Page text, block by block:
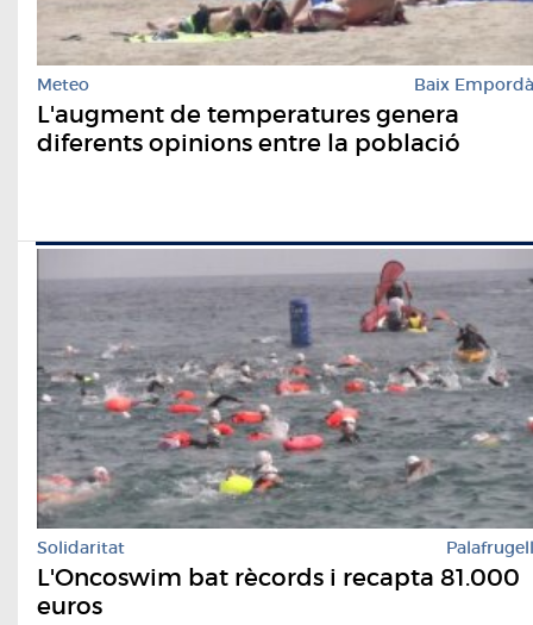
Meteo Baix Empordà
L'augment de temperatures genera
diferents opinions entre la població
Solidaritat Palafrugell
L'Oncoswim bat rècords i recapta 81.000
euros